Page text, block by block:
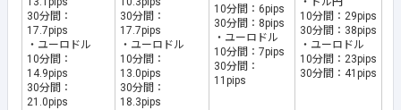
30分間：
17.7pips
・ユーロドル
10分間：
14.9pips
30分間：
21.0pips
30分間：
17.7pips
・ユーロドル
10分間：
13.0pips
30分間：
18.3pips
10分間：6pips
30分間：8pips
・ユーロドル
10分間：7pips
30分間：
11pips
10分間：29pips
30分間：38pips
・ユーロドル
10分間：23pips
30分間：41pips